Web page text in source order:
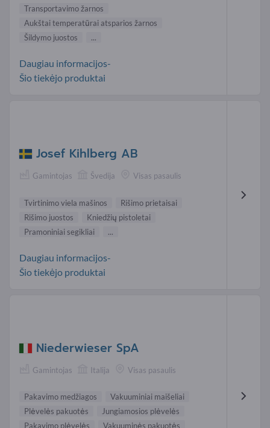
Transportavimo žarnos
Aukštai temperatūrai atsparios žarnos
Šildymo juostos
...
Daugiau informacijos-
Šio tiekėjo produktai
Josef Kihlberg AB
Gamintojas Švedija Visas pasaulis
Tvirtinimo viela mašinos
Rišimo prietaisai
Rišimo juostos
Kniedžių pistoletai
Pramoniniai segikliai
...
Daugiau informacijos-
Šio tiekėjo produktai
Niederwieser SpA
Gamintojas Italija Visas pasaulis
Pakavimo medžiagos
Vakuuminiai maišeliai
Plėvelės pakuotės
Jungiamosios plėvelės
Pakavimo plėvelės
Vakuuminės pakuotės